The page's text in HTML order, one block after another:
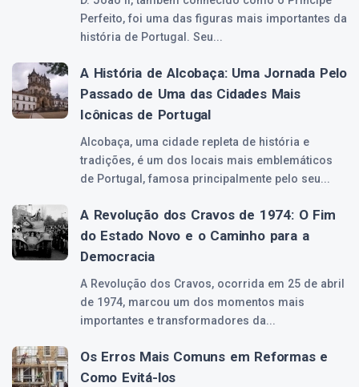
Perfeito, foi uma das figuras mais importantes da
história de Portugal. Seu...
A História de Alcobaça: Uma Jornada Pelo
Passado de Uma das Cidades Mais
Icônicas de Portugal
Alcobaça, uma cidade repleta de história e
tradições, é um dos locais mais emblemáticos
de Portugal, famosa principalmente pelo seu...
A Revolução dos Cravos de 1974: O Fim
do Estado Novo e o Caminho para a
Democracia
A Revolução dos Cravos, ocorrida em 25 de abril
de 1974, marcou um dos momentos mais
importantes e transformadores da...
Os Erros Mais Comuns em Reformas e
Como Evitá-los